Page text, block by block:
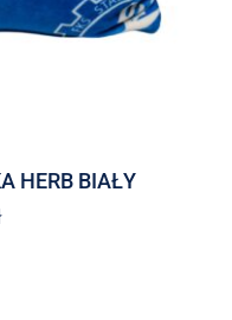
HERB BIAŁY